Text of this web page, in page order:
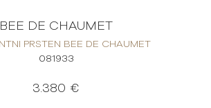
BEE DE CHAUMET
PRSTEN BEE DE CHAUMET
081933
3.380 €